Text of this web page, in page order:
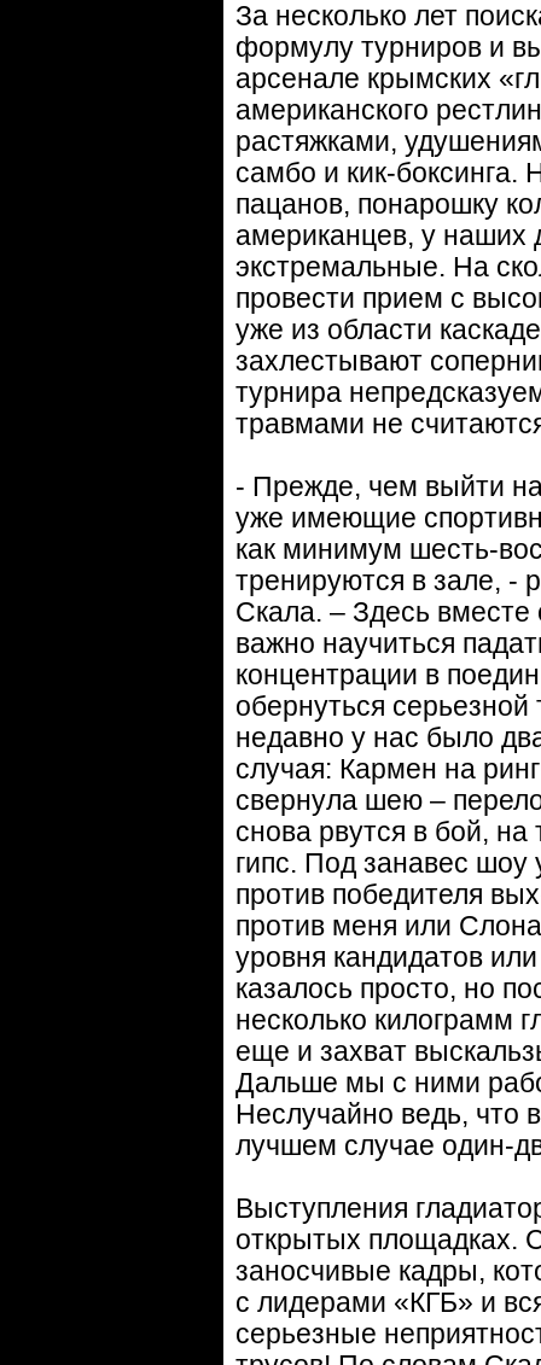
За несколько лет
формулу турниров и
арсенале крымских
американского
растяжками,
самбо и кик-боксинга.
пацанов, понарошку
американцев, у наших
экстремальные. На
провести прием с
уже из области
захлестывают
турнира
травмами не
- Прежде, чем выйти
уже имеющие
как минимум шесть-
тренируются в зале, -
Скала. – Здесь
важно научиться
концентрации в
обернуться
недавно у нас было
случая: Кармен на
свернула шею –
снова рвутся в бой, на
гипс. Под занавес шоу
против победителя
против меня или
уровня кандидатов
казалось просто, но
несколько килограмм
еще и захват
Дальше мы с ними
Неслучайно ведь, что
лучшем случае один-
Выступления
открытых площадках.
заносчивые кадры,
с лидерами «КГБ» и
серьезные